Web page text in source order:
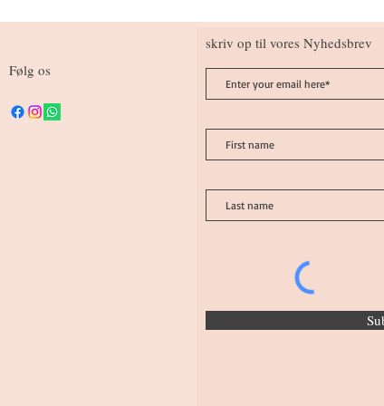
Følg os
skriv op til vores Nyhedsbrev